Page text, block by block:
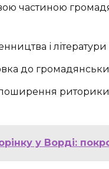
частиною
і літератури
до
поширення риторики
у Ворді: